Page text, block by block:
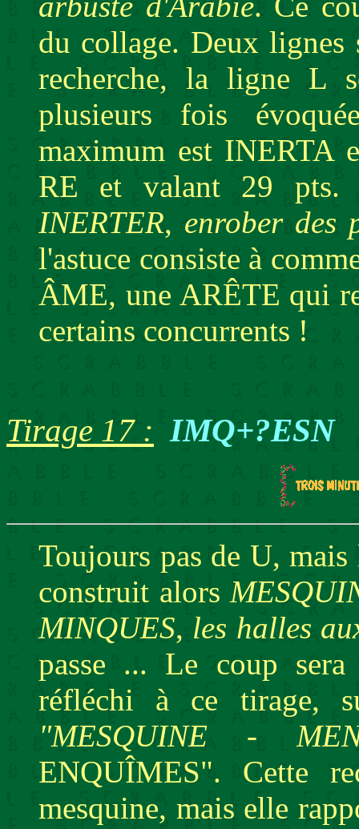
du collage. Deux
recherche, la ligne L
plusieurs fois
maximum est INERTA
RE et valant 29 pts.
INERTER, enrober des
l'astuce consiste à
ÂME, une ARÊTE qui
certains concurrents !
Tirage 17 : IMQ+?ESN
Toujours pas de U,
construit alors
MINQUES, les halles
passe ... Le coup
réfléchi à ce tirage,
"MESQUINE -
ENQUÎMES". Cette
mesquine, mais elle